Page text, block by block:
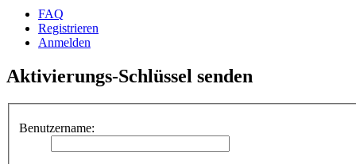
FAQ
Registrieren
Anmelden
Aktivierungs-Schlüssel senden
Benutzername: